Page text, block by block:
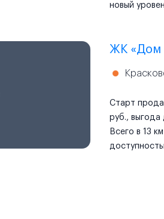
новый
ЖК «Дом
Старт
руб., выгода
Всего в 13